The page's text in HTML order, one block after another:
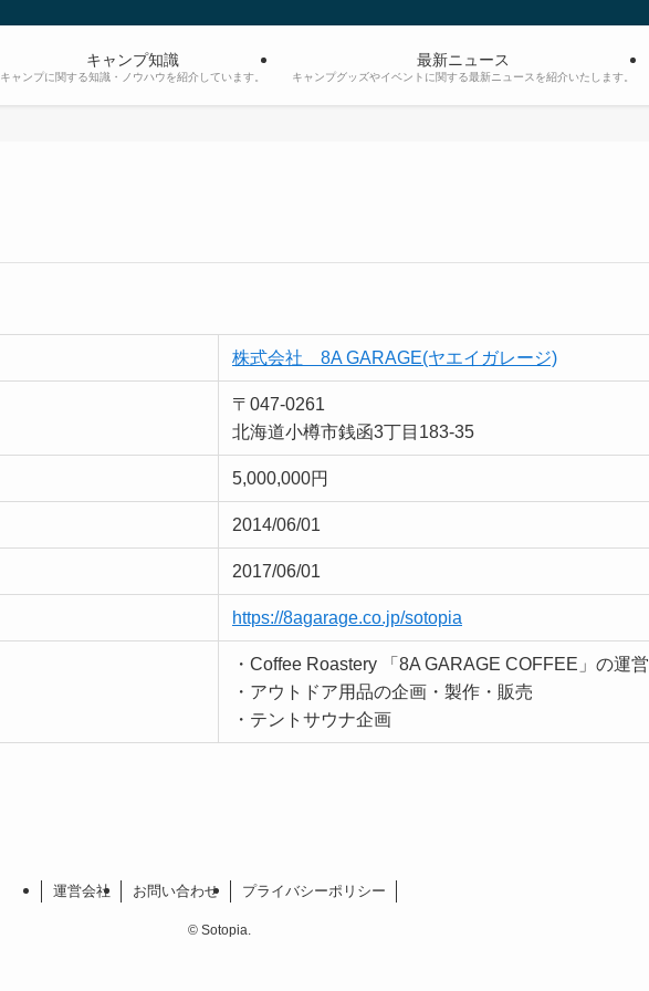
キャンプ知識
キャンプに関する知識・ノウハウを紹介しています。
最新ニュース
キャンプグッズやイベントに関する最新ニュースを紹介いたします。
株式会社 8A GARAGE(ヤエイガレージ)
〒047-0261
北海道小樽市銭函3丁目183-35
5,000,000円
2014/06/01
2017/06/01
https://8agarage.co.jp/sotopia
・Coffee Roastery 「8A GARAGE COFFEE」の運営
・アウトドア用品の企画・製作・販売
・テントサウナ企画
運営会社 お問い合わせ プライバシーポリシー
©Sotopia.